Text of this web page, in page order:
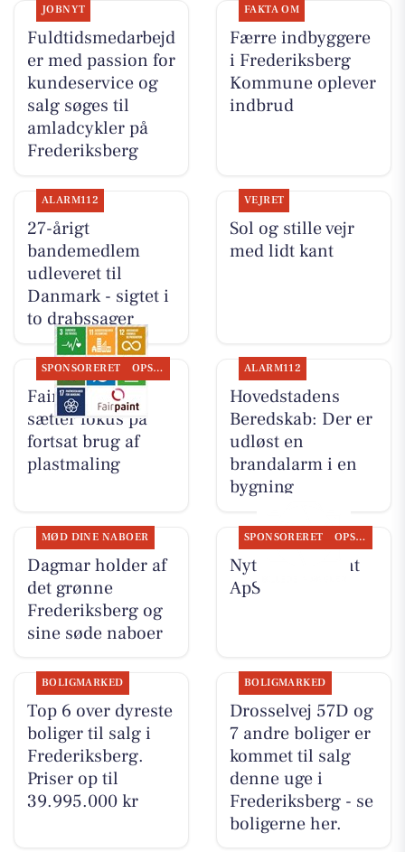
JOBNYT
Fuldtidsmedarbejd
er med passion for
kundeservice og
salg søges til
amladcykler på
Frederiksberg
FAKTA OM
Færre indbyggere
i Frederiksberg
Kommune oplever
indbrud
ALARM112
27-årigt
bandemedlem
udleveret til
Danmark - sigtet i
to drabssager
VEJRET
Sol og stille vejr
med lidt kant
SPONSORERET OPSLAGSTAVLEN
Fairpaint ApS
sætter fokus på
fortsat brug af
plastmaling
ALARM112
Hovedstadens
Beredskab: Der er
udløst en
brandalarm i en
bygning
MØD DINE NABOER
Dagmar holder af
det grønne
Frederiksberg og
sine søde naboer
SPONSORERET OPSLAGSTAVLEN
Nyt fra Fairpaint
ApS
BOLIGMARKED
Top 6 over dyreste
boliger til salg i
Frederiksberg.
Priser op til
39.995.000 kr
BOLIGMARKED
Drosselvej 57D og
7 andre boliger er
kommet til salg
denne uge i
Frederiksberg - se
boligerne her.